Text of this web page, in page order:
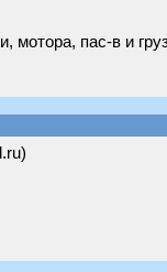
мотора, пас-в и